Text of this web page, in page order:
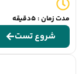
مدت زمان : 5دقیقه
شروع تست